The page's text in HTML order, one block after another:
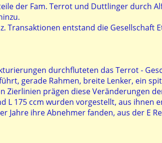
der Fam. Terrot und Duttlinger durch
Transaktionen entstand die Gesellschaft
durchfluteten das Terrot -
gerade Rahmen, breite Lenker, ein
Zierlinien prägen diese Veränderungen
L 175 ccm wurden vorgestellt, aus ihnen
Jahre ihre Abnehmer fanden, aus der E